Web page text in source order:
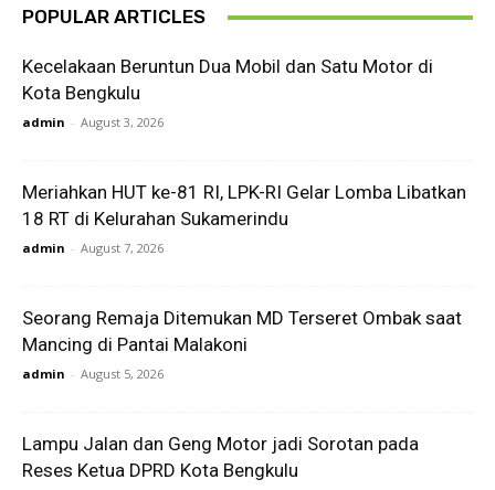
POPULAR ARTICLES
Kecelakaan Beruntun Dua Mobil dan Satu Motor di
Kota Bengkulu
admin - August 3, 2026
Meriahkan HUT ke-81 RI, LPK-RI Gelar Lomba Libatkan
18 RT di Kelurahan Sukamerindu
admin - August 7, 2026
Seorang Remaja Ditemukan MD Terseret Ombak saat
Mancing di Pantai Malakoni
admin - August 5, 2026
Lampu Jalan dan Geng Motor jadi Sorotan pada
Reses Ketua DPRD Kota Bengkulu